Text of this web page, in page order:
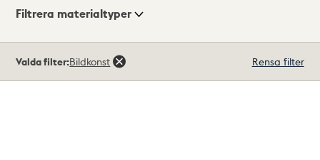
Visningsläge
Filtrera materialtyper
träffar
Valda filter:Bildkonst Rensa filter